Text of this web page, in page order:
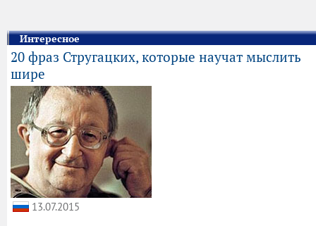
Интересное
20 фраз Стругацких, которые научат мыслить
шире
13.07.2015